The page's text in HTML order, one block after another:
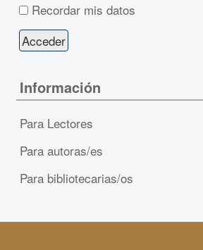
Recordar mis datos
Información
Para Lectores
Para autoras/es
Para bibliotecarias/os